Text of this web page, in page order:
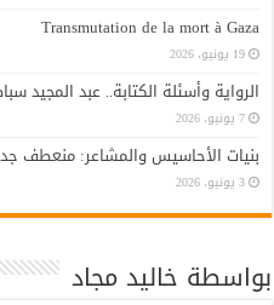
Transmutation de la mort à Gaza
19 يونيو، 2026
الرواية وأسئلة الكتابة.. عبد المجيد
7 يونيو، 2026
بنيات الأحاسيس والمشاعر: منعطف
3 يونيو، 2026
بواسطة خاليد مجاد